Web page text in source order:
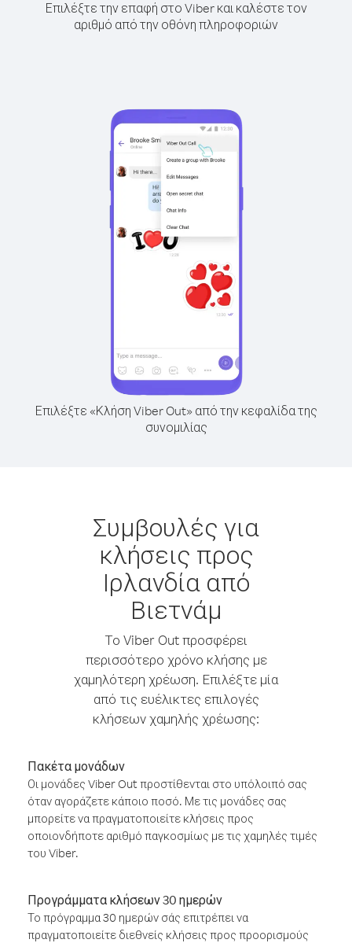
Επιλέξτε την επαφή στο Viber και καλέστε τον
αριθμό από την οθόνη πληροφοριών
Επιλέξτε «Κλήση Viber Out» από την κεφαλίδα της
συνομιλίας
Συμβουλές για
κλήσεις προς
Ιρλανδία από
Βιετνάμ
Το Viber Out προσφέρει
περισσότερο χρόνο κλήσης με
χαμηλότερη χρέωση. Επιλέξτε μία
από τις ευέλικτες επιλογές
κλήσεων χαμηλής χρέωσης:
Πακέτα μονάδων
Οι μονάδες Viber Out προστίθενται στο υπόλοιπό σας
όταν αγοράζετε κάποιο ποσό. Με τις μονάδες σας
μπορείτε να πραγματοποιείτε κλήσεις προς
οποιονδήποτε αριθμό παγκοσμίως με τις χαμηλές τιμές
του Viber.
Προγράμματα κλήσεων 30 ημερών
Το πρόγραμμα 30 ημερών σάς επιτρέπει να
πραγματοποιείτε διεθνείς κλήσεις προς προορισμούς